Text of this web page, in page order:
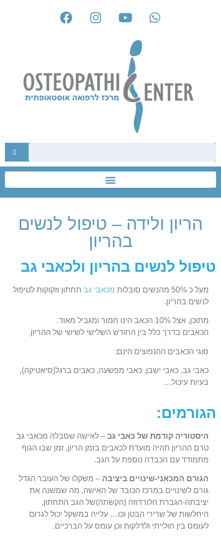
הריון ולידה – טיפול לנשים
בהריון
טיפול לנשים בהריון ולכאבי גב
מעל כ 50% מהנשים סובלות מכאבי גב תחתון וזקוקות לטיפול
לנשים בהריון.
מתוכן, אצל 10% הכאב הינו חמור ומגביל מאוד.
הכאבים בדרך כלל בין החודש השלישי לשישי של ההריון.
סוגי הכאבים ההנפוצים הינם:
כאבי גב, כאבי ישבן, כאבי מפשעה, כאבים ברגל(סיאטיקה),
בעיות עיכול…
הגורמים:
היסטוריה קודמת של כאבי גב – לאישה שסבלה מכאבי גב
טרם ההריון תהיה מועדת לכאבים בזמן הריון, זמן שבו הגוף
מתמודד עם הכבדה נוספת על הגב.
הגורם המכאני-שינויים ביציבה – משקלו של העובר הגדל
גורם לשינויים במרכז הכובד של האישה, מה שמשנה את
יציבתה-הגברת הלורדוזה (הקשתה)של הגב התחתון,
היחלשות של שרירי הבטן וכו… עלייה במשקל יכול לגרום
לעומס בין חולייתי ולדלקות וכן עומס על הברכיים.